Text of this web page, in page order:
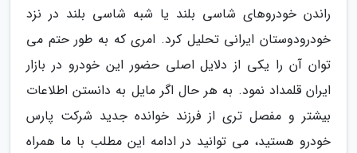
راندن خودروهای شاسی بلند یا شبه شاسی بلند در نزد
خودرودوستان ایرانی تحلیل کرد. امری که به طور حتم می
توان آن را یکی از دلایل اصلی حضور این خودرو در بازار
ایران قلمداد نمود. به هر حال اگر مایل به دانستن اطلاعات
بیشتر و مفصل تری از فرزند خوانده جدید شرکت پارس
خودرو هستید، می توانید در ادامه این مطلب با ما همراه